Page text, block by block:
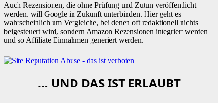
Auch Rezensionen, die ohne Prüfung und Zutun veröffentlicht
werden, will Google in Zukunft unterbinden. Hier geht es
wahrscheinlich um Vergleiche, bei denen oft redaktionell nichts
beigesteuert wird, sondern Amazon Rezensionen integriert werden
und so Affiliate Einnahmen generiert werden.
… UND DAS IST ERLAUBT